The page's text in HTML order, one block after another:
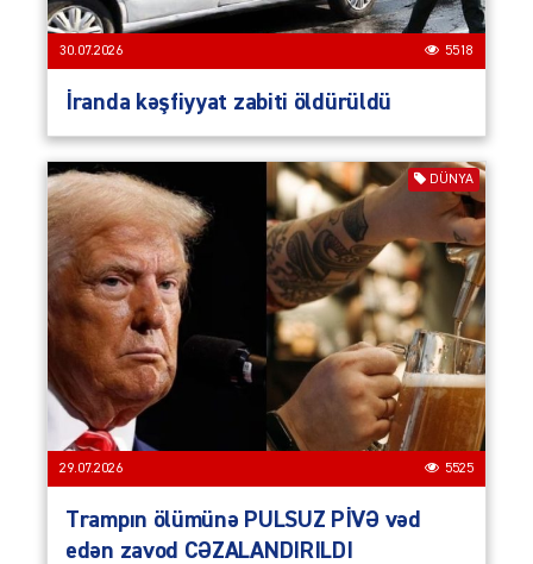
30.07.2026 5518
İranda kəşfiyyat zabiti öldürüldü
DÜNYA
29.07.2026 5525
Trampın ölümünə PULSUZ PİVƏ vəd
edən zavod CƏZALANDIRILDI